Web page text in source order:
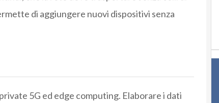
di aggiungere nuovi dispositivi senza
5G ed edge computing. Elaborare i dati